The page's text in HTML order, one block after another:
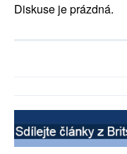
Diskuse je prázdná.